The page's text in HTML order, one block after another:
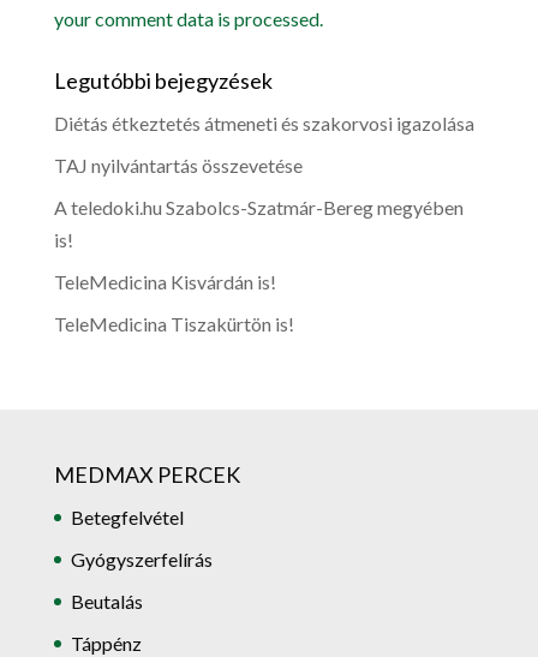
your comment data is processed.
Legutóbbi bejegyzések
Diétás étkeztetés átmeneti és szakorvosi igazolása
TAJ nyilvántartás összevetése
A teledoki.hu Szabolcs-Szatmár-Bereg megyében
is!
TeleMedicina Kisvárdán is!
TeleMedicina Tiszakürtön is!
MEDMAX PERCEK
Betegfelvétel
Gyógyszerfelírás
Beutalás
Táppénz